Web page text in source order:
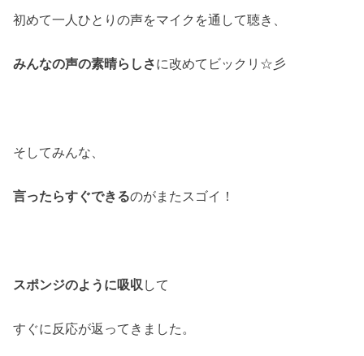
初めて一人ひとりの声をマイクを通して聴き、
みんなの声の素晴らしさに改めてビックリ☆彡
そしてみんな、
言ったらすぐできるのがまたスゴイ！
スポンジのように吸収 して
すぐに反応が返ってきました。